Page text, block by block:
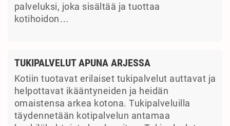
palveluksi, joka sisältää ja tuottaa
kotihoidon…
TUKIPALVELUT APUNA ARJESSA
Kotiin tuotavat erilaiset tukipalvelut auttavat ja
helpottavat ikääntyneiden ja heidän
omaistensa arkea kotona. Tukipalveluilla
täydennetään kotipalvelun antamaa